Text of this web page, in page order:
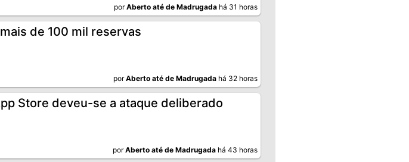
porAberto até de Madrugadahá 31 horas
de 100 mil reservas
porAberto até de Madrugadahá 32 horas
Store deveu-se a ataque deliberado
porAberto até de Madrugadahá 43 horas